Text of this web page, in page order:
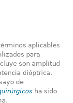
aplicables
para
son amplitud
dióptrica,
de
ha sido